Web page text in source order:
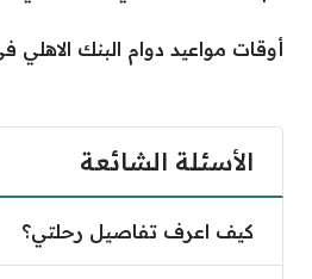
أوقات مواعيد دوام البنك الاهلي في
الأسئلة الشائعة
كيف اعرف تفاصيل رحلتي؟